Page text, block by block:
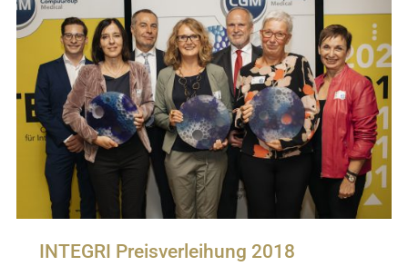
INTEGRI Preisverleihung 2018